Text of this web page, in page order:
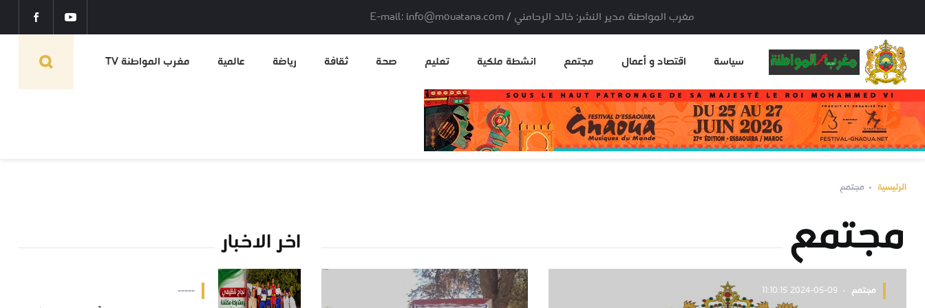
مغرب المواطنة مدير النشر: خالد الرحامني / E-mail: info@mouatana.com
سياسة اقتصاد و أعمال مجتمع انشطة ملكية تعليم صحة ثقافة رياضة عالمية مغرب المواطنة TV
الرئيسية مجتمع
مجتمع
مجتمع 2024-05-09 11:10:15
اخر الاخبار
-----